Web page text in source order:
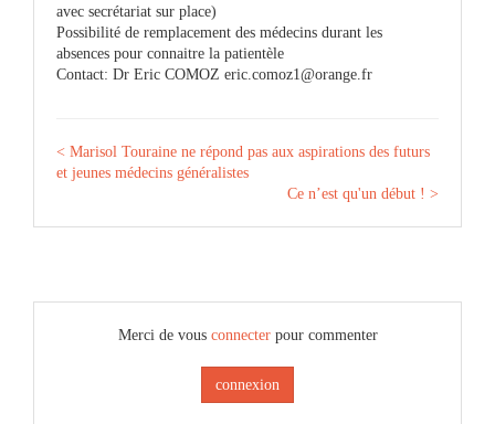
avec secrétariat sur place)
Possibilité de remplacement des médecins durant les
absences pour connaitre la patientèle
Contact: Dr Eric COMOZ eric.comoz1@orange.fr
< Marisol Touraine ne répond pas aux aspirations des futurs
et jeunes médecins généralistes
Ce n’est qu'un début ! >
Merci de vous connecterpour commenter
connexion